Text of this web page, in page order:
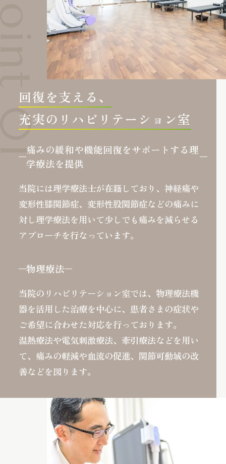
回復を支える、
充実のリハビリテーション室
痛みの緩和や機能回復をサポートする理
学療法を提供
当院には理学療法士が在籍しており、神経痛や
変形性膝関節症、変形性股関節症などの痛みに
対し理学療法を用いて少しでも痛みを減らせる
アプローチを行なっています。
物理療法
当院のリハビリテーション室では、物理療法機
器を活用した治療を中心に、患者さまの症状や
ご希望に合わせた対応を行っております。
温熱療法や電気刺激療法、牽引療法などを用い
て、痛みの軽減や血流の促進、関節可動域の改
善などを図ります。